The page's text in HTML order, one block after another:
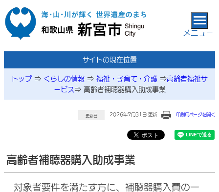
本文へ移動
メニュー
サイトの現在位置
トップ ⇒ くらしの情報 ⇒ 福祉・子育て・介護 ⇒高齢者福祉サ
ービス ⇒ 高齢者補聴器購入助成事業
更新日 2026年7月31日 更新 印刷用ページを開く
高齢者補聴器購入助成事業
対象者要件を満たす方に、補聴器購入費の一